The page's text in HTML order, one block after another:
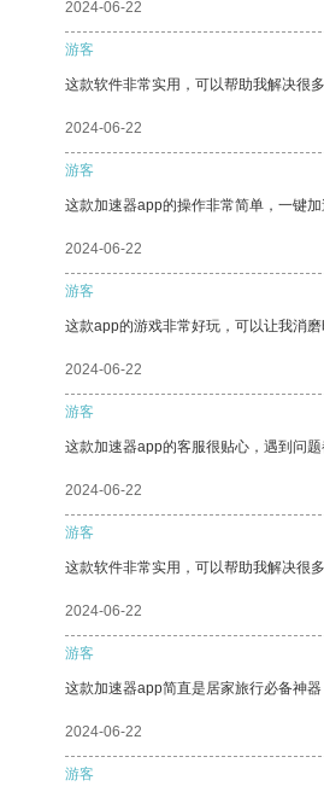
2024-06-22
游客
这款软件非常实用，可以帮助我解决很
2024-06-22
游客
这款加速器app的操作非常简单，一键加
2024-06-22
游客
这款app的游戏非常好玩，可以让我消磨
2024-06-22
游客
这款加速器app的客服很贴心，遇到问题
2024-06-22
游客
这款软件非常实用，可以帮助我解决很多
2024-06-22
游客
这款加速器app简直是居家旅行必备神
2024-06-22
游客